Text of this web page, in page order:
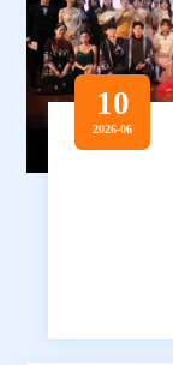
10
2026-06